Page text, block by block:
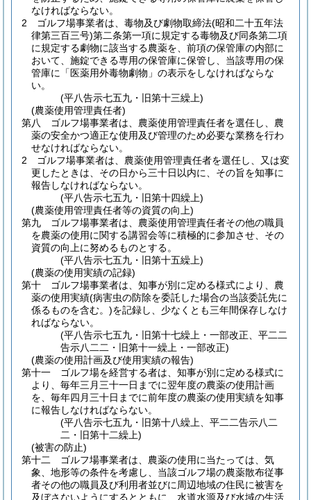
なければならない。
2 ゴルフ場事業者は、毒物及び劇物取締法(昭和二十五年法
律第三百三号)第二条第一項に規定する毒物及び同条第二項
に規定する劇物に該当する農薬を、前項の保管庫の内部に
おいて、施錠できる専用の保管庫に保管し、当該専用の保
管庫に「医薬用外毒物劇物」の表示をしなければならな
い。
(平八告示七五九・旧第十三繰上)
(農薬使用管理責任者)
第八 ゴルフ場事業者は、農薬使用管理責任者を選任し、農
薬の安全かつ適正な使用及び管理のため必要な業務を行わ
せなければならない。
2 ゴルフ場事業者は、農薬使用管理責任者を選任し、又は変
更したときは、その日から三十日以内に、その旨を知事に
報告しなければならない。
(平八告示七五九・旧第十四繰上)
(農薬使用管理責任者等の資質の向上)
第九 ゴルフ場事業者は、農薬使用管理責任者その他の職員
を農薬の使用に関する講習会等に積極的に参加させ、その
資質の向上に努めるものとする。
(平八告示七五九・旧第十五繰上)
(農薬の使用実績の記録)
第十 ゴルフ場事業者は、知事が別に定める様式により、農
薬の使用実績(病害虫の防除を委託した場合の当該委託先に
係るものを含む。)を記録し、少なくとも三年間保存しなけ
ればならない。
(平八告示七五九・旧第十七繰上・一部改正、平二二
告示八二二・旧第十一繰上・一部改正)
(農薬の使用計画及び使用実績の報告)
第十一 ゴルフ場を経営する者は、知事が別に定める様式に
より、毎年三月三十一日までに翌年度の農薬の使用計画
を、毎年四月三十日までに前年度の農薬の使用実績を知事
に報告しなければならない。
(平八告示七五九・旧第十八繰上、平二二告示八二
二・旧第十二繰上)
(被害の防止)
第十二 ゴルフ場事業者は、農薬の使用に当たっては、気
象、地形等の条件を考慮し、当該ゴルフ場の農薬散布従事
者その他の職員及び利用者並びに周辺地域の住民に被害を
及ぼさないようにするとともに、水道水源及び水域の生活